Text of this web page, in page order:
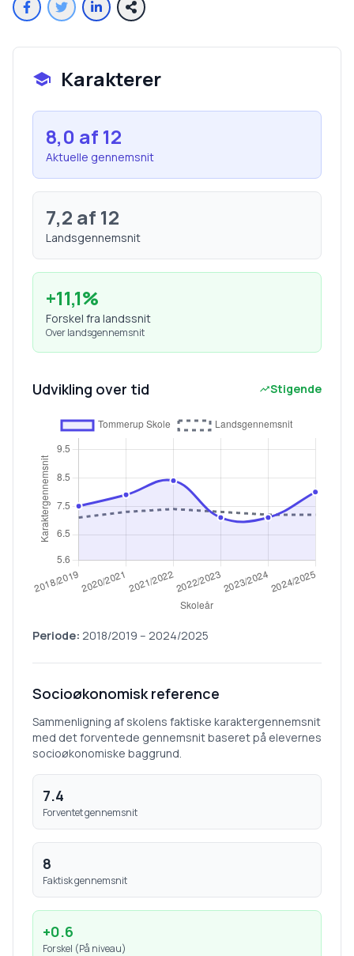
Karakterer
8,0 af 12
Aktuelle gennemsnit
7,2 af 12
Landsgennemsnit
+11,1%
Forskel fra landssnit
Over landsgennemsnit
Udvikling over tid Stigende
Periode: 2018/2019 – 2024/2025
Socioøkonomisk reference
Sammenligning af skolens faktiske karaktergennemsnit
med det forventede gennemsnit baseret på elevernes
socioøkonomiske baggrund.
7.4
Forventet gennemsnit
8
Faktisk gennemsnit
+0.6
Forskel (På niveau)